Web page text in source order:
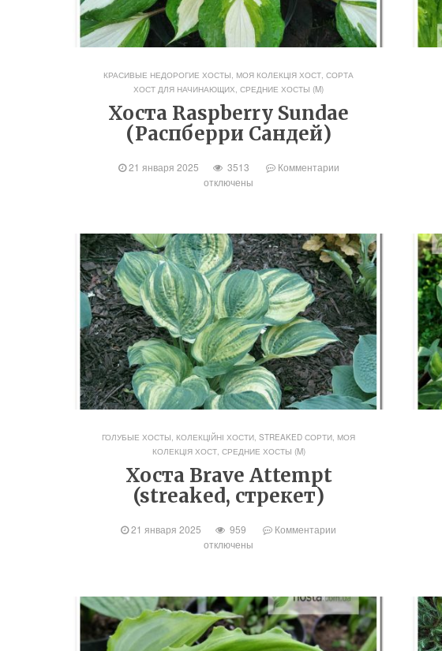
КРАСИВЫЕ НЕДОРОГИЕ ХОСТЫ МОЯ КОЛЕКЦІЯ ХОСТ ,СОРТА
ХОСТ ДЛЯ НАЧИНАЮЩИХ ,СРЕДНИЕ ХОСТЫ (M)
Хоста Raspberry Sundae
(Распберри Сандей)
21 января 2025 3513
Комментарии
отключены
ГОЛУБЫЕ ХОСТЫ, КОЛЕКЦІЙНІ ХОСТИ, STREAKED СОРТИ, МОЯ
КОЛЕКЦІЯ ХОСТ, СРЕДНИЕ ХОСТЫ (M)
Хоста Brave Attempt
(streaked, стрекет)
21 января 2025 959
Комментарии
отключены